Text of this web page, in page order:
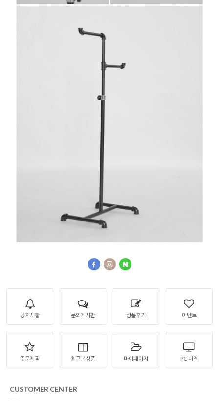
공지사항 문의게시판 상품후기 이벤트
주문제작 최근본상품 마이페이지 PC 버젼
CUSTOMER CENTER